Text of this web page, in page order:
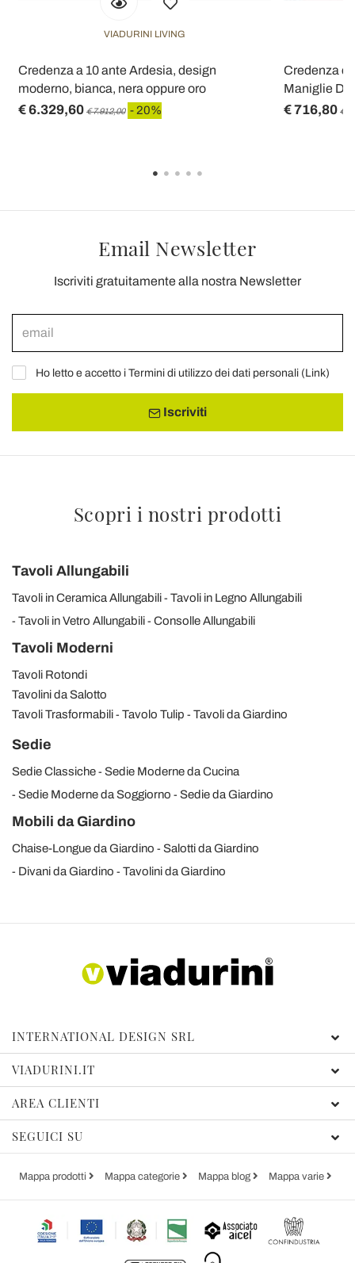
VIADURINI LIVING
Credenza a 10 ante Ardesia, design
moderno, bianca, nera oppure oro
€ 6.329,60 € 7.912,00 - 20%
Credenza
Maniglie
€ 716,80 €
Email Newsletter
Iscriviti gratuitamente alla nostra Newsletter
Ho letto e accetto i Termini di utilizzo dei dati personali (Link)
Iscriviti
Scopri i nostri prodotti
Tavoli Allungabili
Tavoli in Ceramica Allungabili
Tavoli in Legno Allungabili
Tavoli in Vetro Allungabili
Consolle Allungabili
Tavoli Moderni
Tavoli Rotondi
Tavolini da Salotto
Tavoli Trasformabili
Tavolo Tulip Tavoli da Giardino
Sedie
Sedie Classiche
Sedie Moderne da Cucina
Sedie Moderne da Soggiorno
Sedie da Giardino
Mobili da Giardino
Chaise-Longue da Giardino
Salotti da Giardino
Divani da Giardino
Tavolini da Giardino
INTERNATIONAL DESIGN SRL
VIADURINI.IT
AREA CLIENTI
SEGUICI SU
Mappa prodotti Mappa categorie Mappa blog Mappa varie